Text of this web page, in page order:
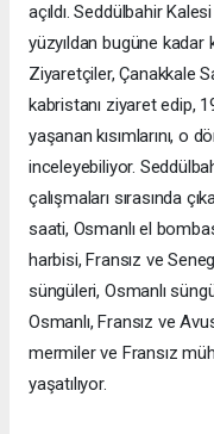
açıldı. Seddülbahir
yüzyıldan bugüne kadar
Ziyaretçiler, Çanakkale
kabristanı ziyaret edip,
yaşanan kısımlarını, o
inceleyebiliyor.
çalışmaları sırasında
saati, Osmanlı el
harbisi, Fransız ve
süngüleri, Osmanlı
Osmanlı, Fransız ve
mermiler ve Fransız
yaşatılıyor.